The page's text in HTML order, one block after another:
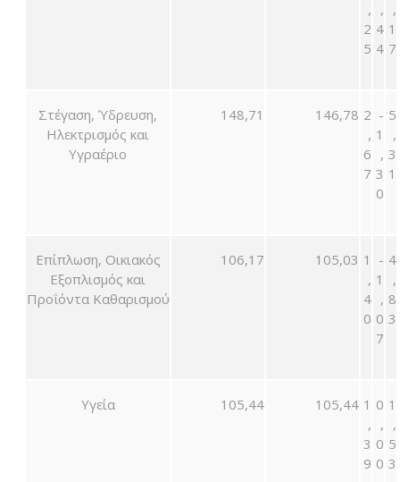
,
2
5
,
4
4
,
1
7
Στέγαση, Ύδρευση,
Ηλεκτρισμός και
Υγραέριο
148,71 146,78 2
,
6
7
-
1
,
3
0
5
,
3
1
Επίπλωση, Οικιακός
Εξοπλισμός και
Προΐόντα Καθαρισμού
106,17 105,03 1
,
4
0
-
1
,
0
7
4
,
8
3
Υγεία 105,44 105,44 1
,
3
9
0
,
0
0
1
,
5
3